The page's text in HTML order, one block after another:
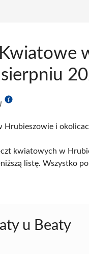
i
kwiatowych w
listę. Wszystko
u Beaty